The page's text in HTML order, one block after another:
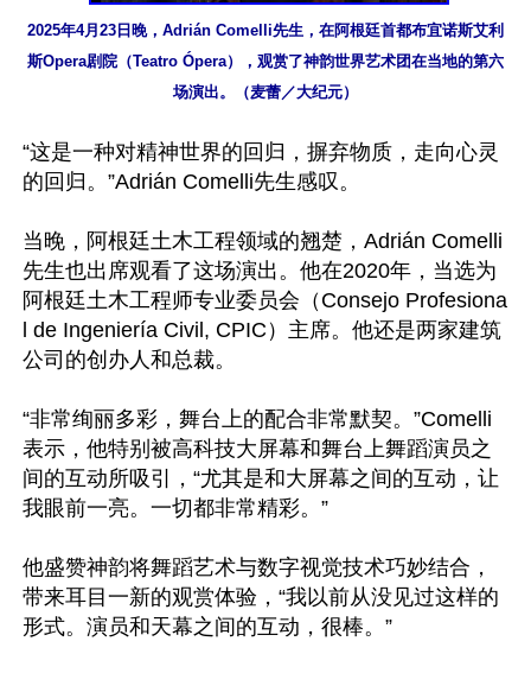
2025年4月23日晚，Adrián Comelli先生，在阿根廷首都布宜诺斯艾利
斯Opera剧院（Teatro Ópera），观赏了神韵世界艺术团在当地的第六
场演出。（麦蕾／大纪元）
“这是一种对精神世界的回归，摒弃物质，走向心灵
的回归。”Adrián Comelli先生感叹。
当晚，阿根廷土木工程领域的翘楚，Adrián Comelli
先生也出席观看了这场演出。他在2020年，当选为
阿根廷土木工程师专业委员会（Consejo Profesiona
l de Ingeniería Civil, CPIC）主席。他还是两家建筑
公司的创办人和总裁。
“非常绚丽多彩，舞台上的配合非常默契。”Comelli
表示，他特别被高科技大屏幕和舞台上舞蹈演员之
间的互动所吸引，“尤其是和大屏幕之间的互动，让
我眼前一亮。一切都非常精彩。”
他盛赞神韵将舞蹈艺术与数字视觉技术巧妙结合，
带来耳目一新的观赏体验，“我以前从没见过这样的
形式。演员和天幕之间的互动，很棒。”